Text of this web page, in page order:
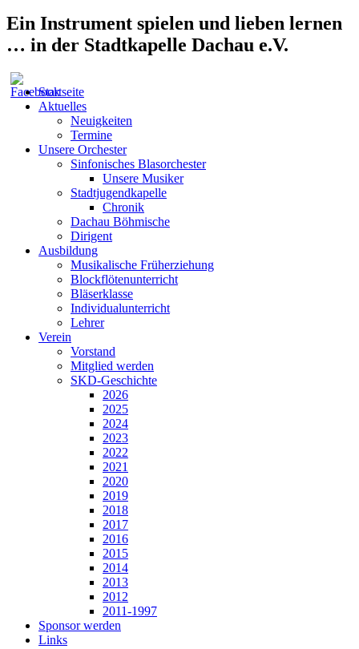
Ein Instrument spielen und lieben lernen
… in der Stadtkapelle Dachau e.V.
Startseite
Aktuelles
Neuigkeiten
Termine
Unsere Orchester
Sinfonisches Blasorchester
Unsere Musiker
Stadtjugendkapelle
Chronik
Dachau Böhmische
Dirigent
Ausbildung
Musikalische Früherziehung
Blockflötenunterricht
Bläserklasse
Individual­unterricht
Lehrer
Verein
Vorstand
Mitglied werden
SKD-Geschichte
2026
2025
2024
2023
2022
2021
2020
2019
2018
2017
2016
2015
2014
2013
2012
2011-1997
Sponsor werden
Links